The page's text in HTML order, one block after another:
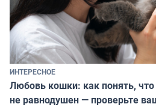
ИНТЕРЕСНОЕ
Любовь кошки: как понять,
не равнодушен — проверьте